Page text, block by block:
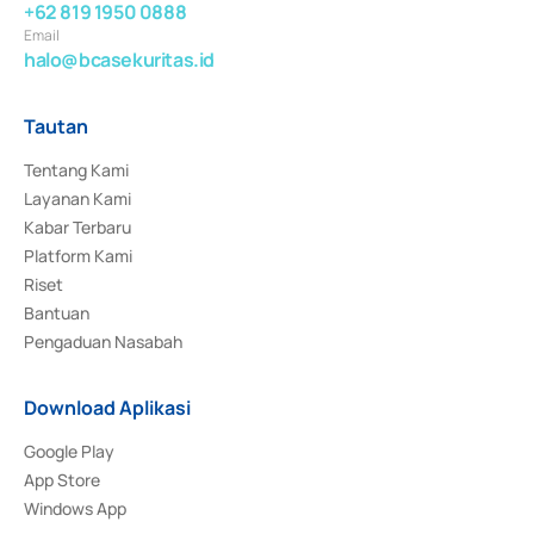
+62 819 1950 0888
Email
halo@bcasekuritas.id
Tautan
Tentang Kami
Layanan Kami
Kabar Terbaru
Platform Kami
Riset
Bantuan
Pengaduan Nasabah
Download Aplikasi
Google Play
App Store
Windows App